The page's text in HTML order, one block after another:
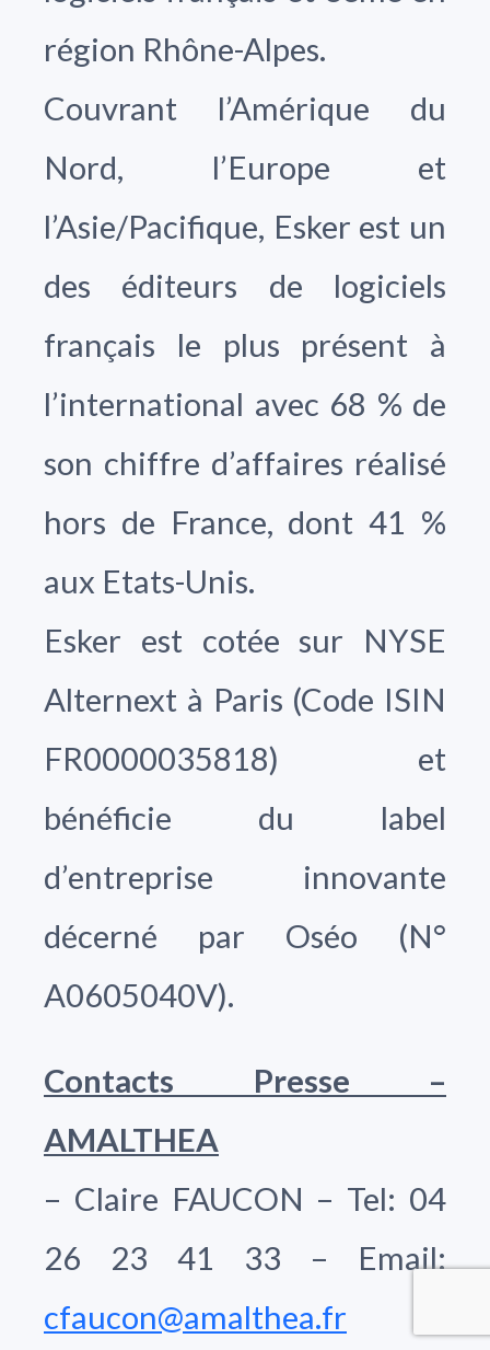
région Rhône-Alpes.
Couvrant l’Amérique du
Nord, l’Europe et
l’Asie/Pacifique, Esker est un
des éditeurs de logiciels
français le plus présent à
l’international avec 68 % de
son chiffre d’affaires réalisé
hors de France, dont 41 %
aux Etats-Unis.
Esker est cotée sur NYSE
Alternext à Paris (Code ISIN
FR0000035818) et
bénéficie du label
d’entreprise innovante
décerné par Oséo (N°
A0605040V).
Contacts Presse –
AMALTHEA
– Claire FAUCON – Tel: 04
26 23 41 33 – Email:
cfaucon@amalthea.fr